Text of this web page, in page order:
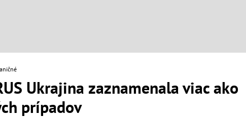
Ukrajina zaznamenala viac ako
prípadov